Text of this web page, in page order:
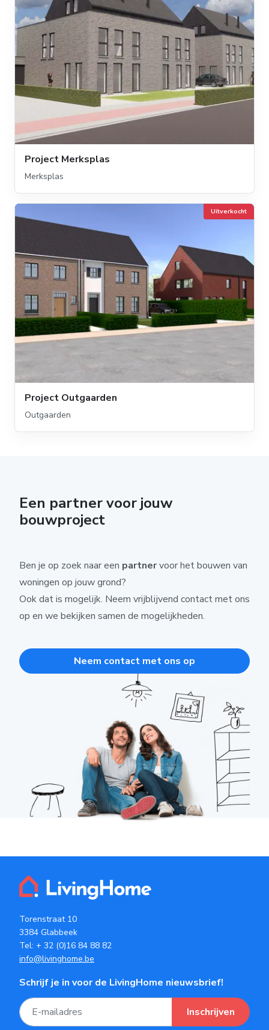
Project Merksplas
Merksplas
Uitverkocht
Project Outgaarden
Outgaarden
Een partner voor jouw
bouwproject
Ben je op zoek naar een partnervoor het bouwen van
woningen op jouw grond?
Ook dat is mogelijk. Neem vrijblijvend contact met ons
op en we bekijken samen de mogelijkheden.
Neem contact met ons op
Torenstraat 10
3384 Glabbeek
Tel: + 32 (0)16 84 88 82
info@livinghome.be
Schrijf je in voor de LivingHome nieuwsbrief!
Inschrijven